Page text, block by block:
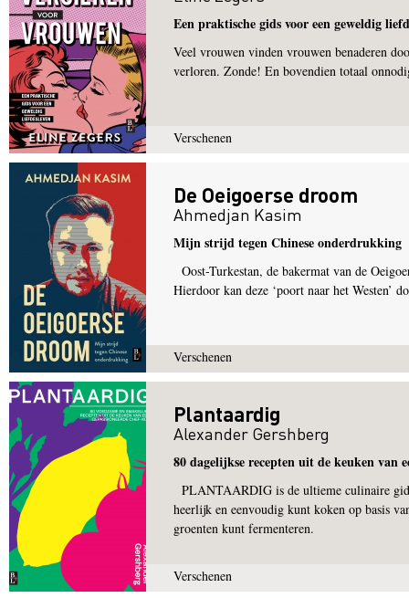
Een praktische gids voor een geweldig
Veel vrouwen vinden vrouwen benaderen
verloren. Zonde! En bovendien totaal
Verschenen
De Oeigoerse droom
Ahmedjan Kasim
Mijn strijd tegen Chinese onderdrukking
Oost-Turkestan, de bakermat van de
Hierdoor kan deze ‘poort naar het Westen’
Verschenen
Plantaardig
Alexander Gershberg
80 dagelijkse recepten uit de keuken van
PLANTAARDIG is de ultieme culinaire
heerlijk en eenvoudig kunt koken op basis
groenten kunt fermenteren.
Verschenen